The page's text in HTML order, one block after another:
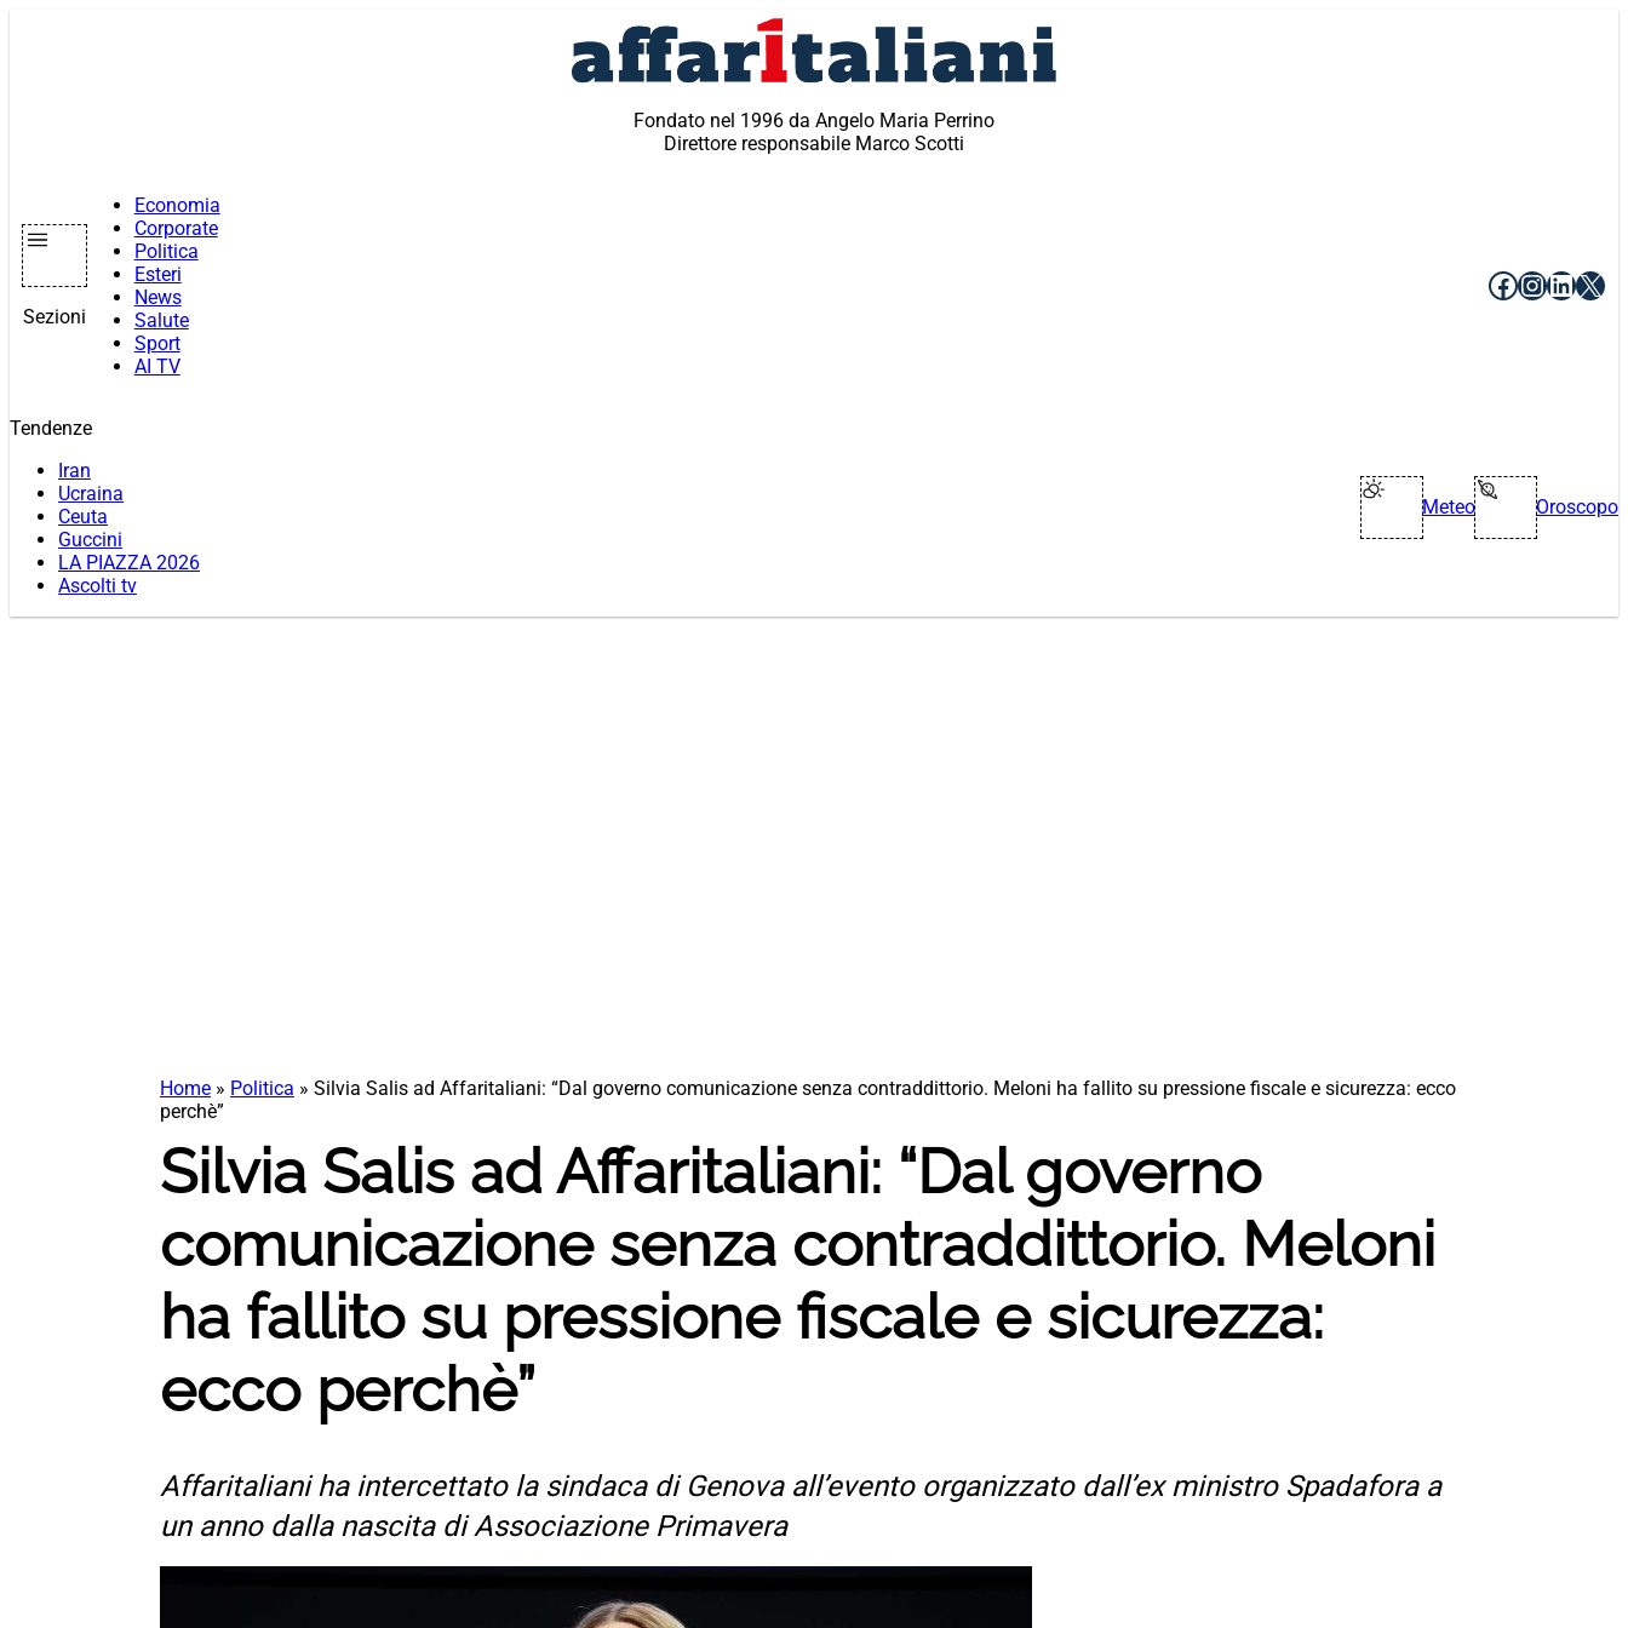
Fondato nel 1996 da Angelo Maria Perrino
Direttore responsabile Marco Scotti
Sezioni
Economia
Corporate
Politica
Esteri
News
Salute
Sport
AI TV
Facebook
X
Tendenze
Iran
Ucraina
Ceuta
Guccini
LA PIAZZA 2026
Ascolti tv
Meteo Oroscopo
Home » Politica » Silvia Salis ad Affaritaliani: “Dal governo comunicazione senza contraddittorio. Meloni ha fallito su pressione fiscale e sicurezza: ecco
perchè”
Silvia Salis ad Affaritaliani: “Dal governo
comunicazione senza contraddittorio. Meloni
ha fallito su pressione fiscale e sicurezza:
ecco perchè”
Affaritaliani ha intercettato la sindaca di Genova all’evento organizzato dall’ex ministro Spadafora a
un anno dalla nascita di Associazione Primavera